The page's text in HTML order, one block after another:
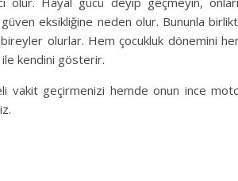
eksikliğine neden olur. Bununla
olurlar. Hem çocukluk dönemini
kendini gösterir.
vakit geçirmenizi hemde onun ince